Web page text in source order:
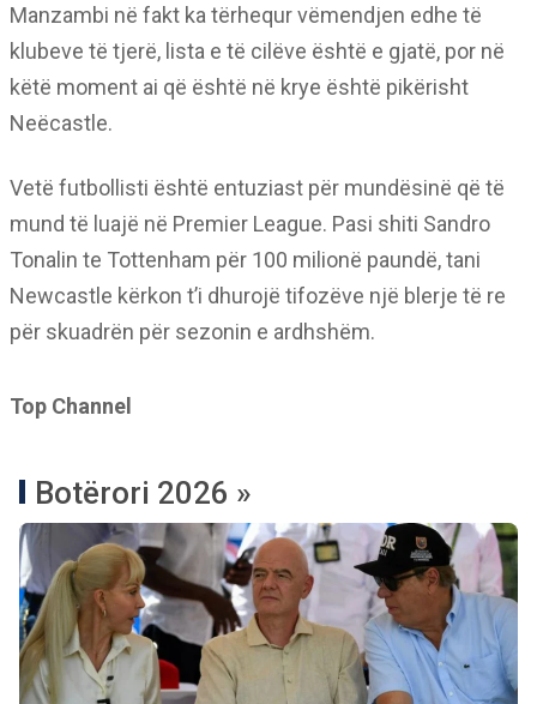
Manzambi në fakt ka tërhequr vëmendjen edhe të
klubeve të tjerë, lista e të cilëve është e gjatë, por në
këtë moment ai që është në krye është pikërisht
Neëcastle.
Vetë futbollisti është entuziast për mundësinë që të
mund të luajë në Premier League. Pasi shiti Sandro
Tonalin te Tottenham për 100 milionë paundë, tani
Newcastle kërkon t’i dhurojë tifozëve një blerje të re
për skuadrën për sezonin e ardhshëm.
Top Channel
Botërori 2026 »